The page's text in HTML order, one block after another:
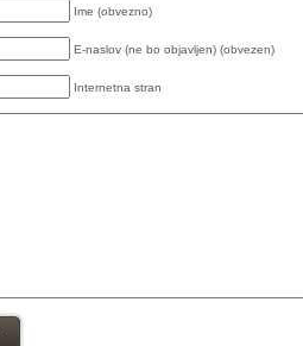
Ime (obvezno)
E-naslov (ne bo objavljen) (obvezen)
Internetna stran